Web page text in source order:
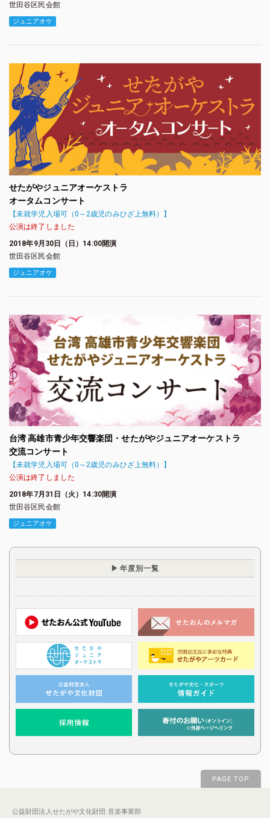
世田谷区民会館
ジュニアオケ
せたがやジュニアオーケストラ
オータムコンサート
【未就学児入場可（0～2歳児のみひざ上無料）】
公演は終了しました
2018年9月30日（日）14:00開演
世田谷区民会館
ジュニアオケ
台湾 高雄市青少年交響楽団・せたがやジュニアオーケストラ
交流コンサート
【未就学児入場可（0～2歳児のみひざ上無料）】
公演は終了しました
2018年7月31日（火）14:30開演
世田谷区民会館
ジュニアオケ
年度別一覧
PAGE TOP
公益財団法人せたがや文化財団 音楽事業部